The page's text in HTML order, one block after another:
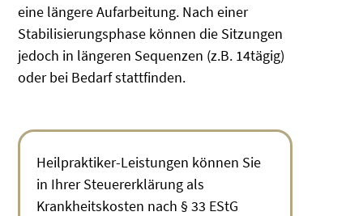
eine längere Aufarbeitung. Nach einer
Stabilisierungsphase können die Sitzungen
jedoch in längeren Sequenzen (z.B. 14tägig)
oder bei Bedarf stattfinden.
Heilpraktiker-Leistungen können Sie
in Ihrer Steuererklärung als
Krankheitskosten nach § 33 EStG